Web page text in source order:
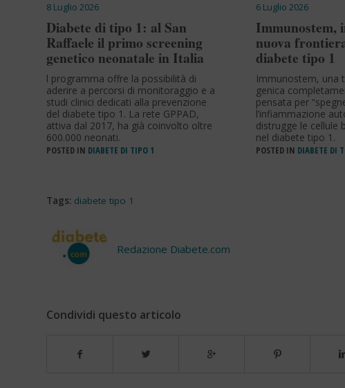
8 Luglio 2026
Diabete di tipo 1: al San
Raffaele il primo screening
genetico neonatale in Italia
l programma offre la possibilità di
aderire a percorsi di monitoraggio e a
studi clinici dedicati alla prevenzione
del diabete tipo 1. La rete GPPAD,
attiva dal 2017, ha già coinvolto oltre
600.000 neonati.
POSTED IN DIABETE DI TIPO 1
6 Luglio 2026
Immunostem,
nuova
diabete tipo 1
Immunostem, una
genica
pensata per
l’infiammazione
distrugge le cellule
nel diabete tipo 1.
POSTED IN DIABETE DI
Tags: diabete tipo 1
Redazione Diabete.com
Condividi questo articolo